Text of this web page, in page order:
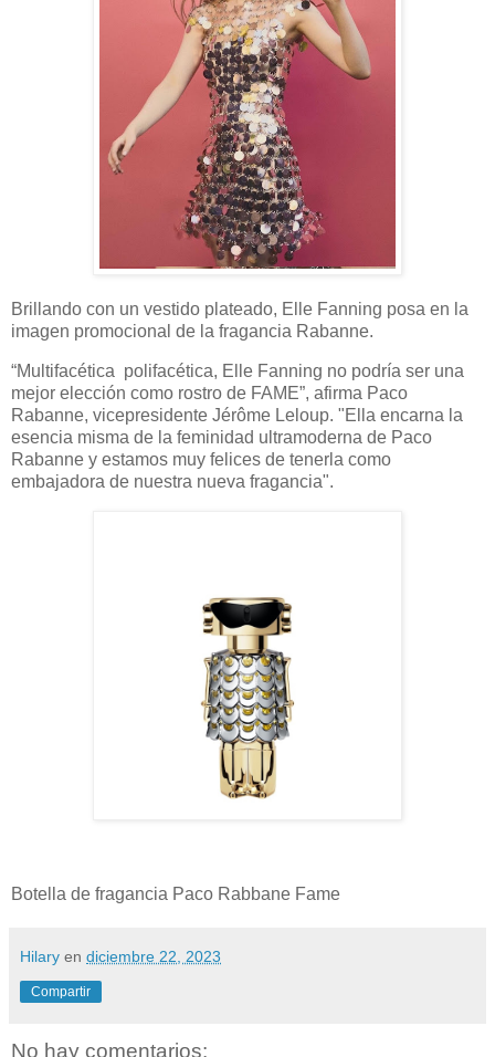
Brillando con un vestido plateado, Elle Fanning posa en la
imagen promocional de la fragancia Rabanne.
“Multifacética polifacética, Elle Fanning no podría ser una
mejor elección como rostro de FAME”, afirma Paco
Rabanne, vicepresidente Jérôme Leloup. "Ella encarna la
esencia misma de la feminidad ultramoderna de Paco
Rabanne y estamos muy felices de tenerla como
embajadora de nuestra nueva fragancia".
Botella de fragancia Paco Rabbane Fame
Hilary en diciembre 22, 2023
Compartir
No hay comentarios: